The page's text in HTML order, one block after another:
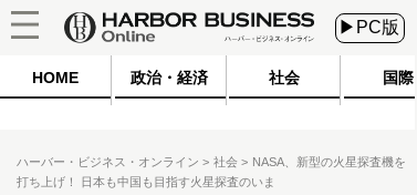
▶PC版
HOME 政治・経済 社会 国際
ハーバー・ビジネス・オンライン 社会
NASA、新型の火星探査機を
打ち上げ！ 日本も中国も目指す火星探査のいま